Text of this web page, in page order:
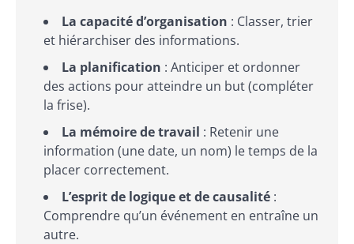
La capacité d’organisation : Classer, trier
et hiérarchiser des informations.
La planification : Anticiper et ordonner
des actions pour atteindre un but (compléter
la frise).
La mémoire de travail : Retenir une
information (une date, un nom) le temps de la
placer correctement.
L’esprit de logique et de causalité :
Comprendre qu’un événement en entraîne un
autre.